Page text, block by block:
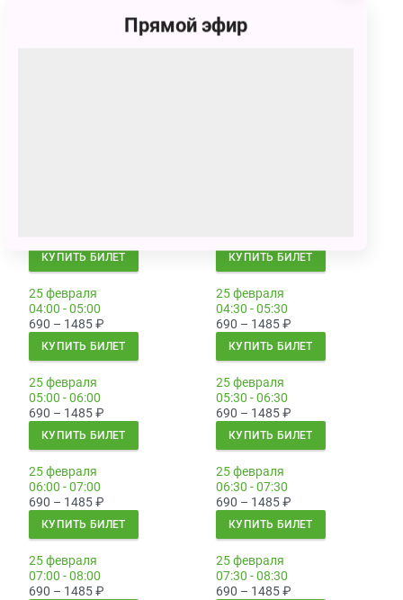
25 февраля
КУПИТЬ БИЛЕТ КУПИТЬ БИЛЕТ
25 февраля
04:00 - 05:00
690 – 1485₽
КУПИТЬ БИЛЕТ
25 февраля
04:30 - 05:30
690 – 1485₽
КУПИТЬ БИЛЕТ
25 февраля
05:00 - 06:00
690 – 1485₽
КУПИТЬ БИЛЕТ
25 февраля
05:30 - 06:30
690 – 1485₽
КУПИТЬ БИЛЕТ
25 февраля
06:00 - 07:00
690 – 1485₽
КУПИТЬ БИЛЕТ
25 февраля
06:30 - 07:30
690 – 1485₽
КУПИТЬ БИЛЕТ
25 февраля
07:00 - 08:00
690 – 1485₽
25 февраля
07:30 - 08:30
690 – 1485₽
Прямой эфир